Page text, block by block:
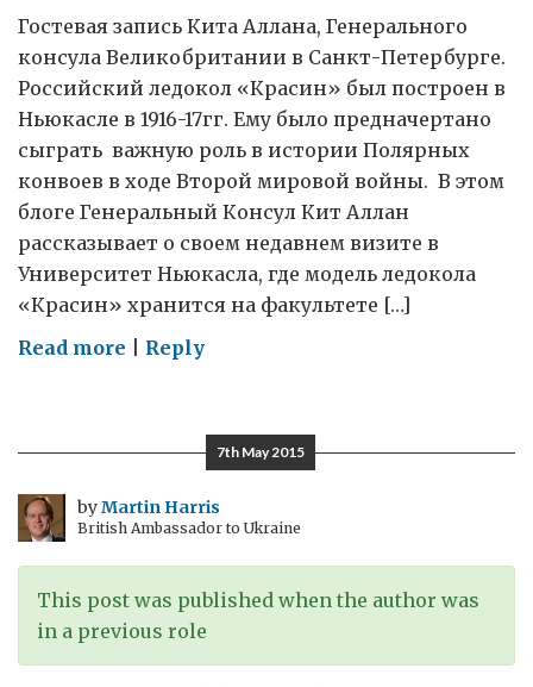
Гостевая запись Кита Аллана, Генерального
консула Великобритании в Санкт-Петербурге.
Российский ледокол «Красин» был построен в
Ньюкасле в 1916-17гг. Ему было предначертано
сыграть важную роль в истории Полярных
конвоев в ходе Второй мировой войны. В этом
блоге Генеральный Консул Кит Аллан
рассказывает о своем недавнем визите в
Университет Ньюкасла, где модель ледокола
«Красин» хранится на факультете […]
Read more on
построенного
Великобритании
и
принимавшего
участие
в
Reply
7th May 2015
byMartin Harris
British Ambassador to Ukraine
This post was published when the author was
in a previous role